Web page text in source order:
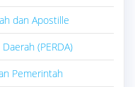
dan Apostille
(PERDA)
Pemerintah